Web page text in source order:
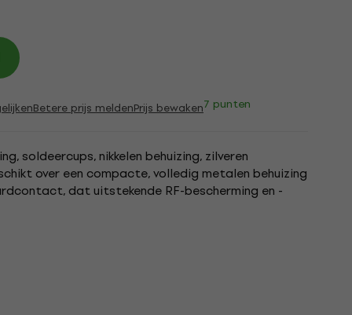
Betere prijs meldenPrijs bewaken7 punten
soldeercups, nikkelen behuizing, zilveren
over een compacte, volledig metalen behuizing
dat uitstekende RF-bescherming en -